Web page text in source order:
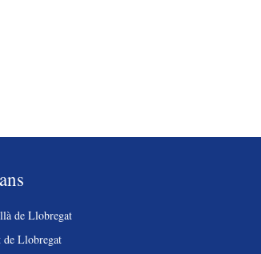
de Llobregat
de Llobregat